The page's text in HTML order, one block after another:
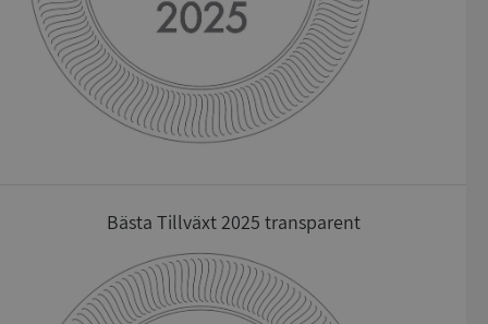
Bästa Tillväxt 2025 transparent